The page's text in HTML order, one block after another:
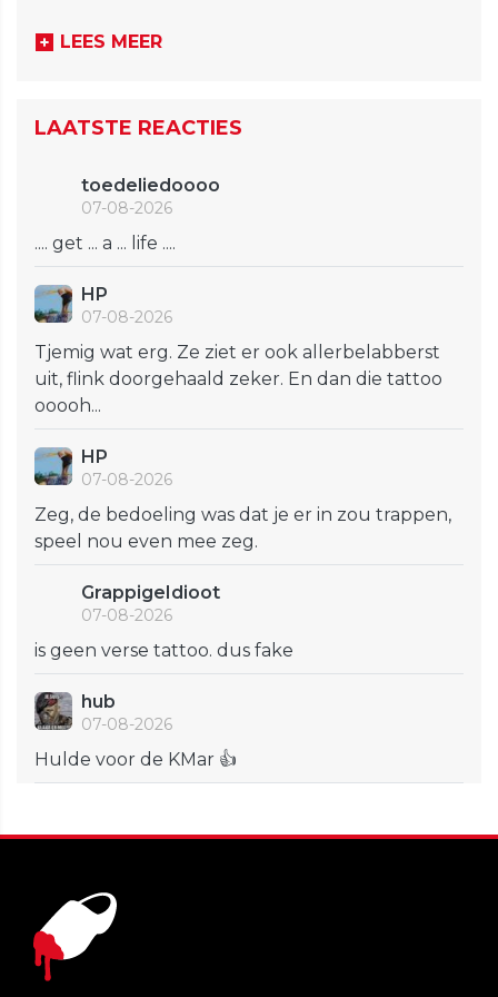
LEES MEER
LAATSTE REACTIES
toedeliedoooo
07-08-2026
.... get ... a ... life ....
HP
07-08-2026
Tjemig wat erg. Ze ziet er ook allerbelabberst
uit, flink doorgehaald zeker. En dan die tattoo
ooooh...
HP
07-08-2026
Zeg, de bedoeling was dat je er in zou trappen,
speel nou even mee zeg.
GrappigeIdioot
07-08-2026
is geen verse tattoo. dus fake
hub
07-08-2026
Hulde voor de KMar 👍